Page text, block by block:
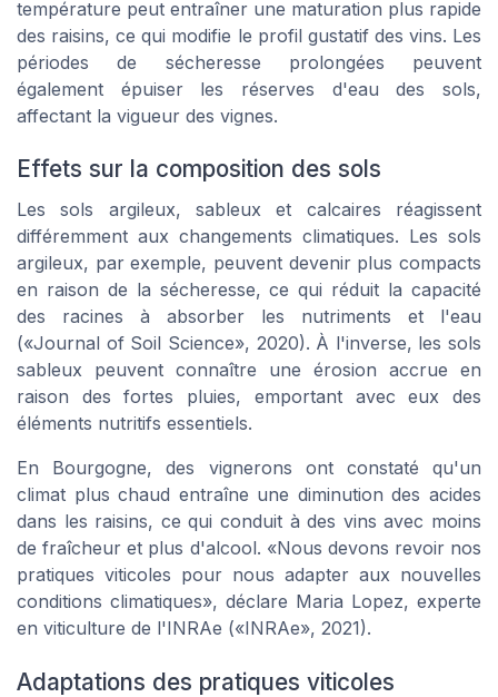
température peut entraîner une maturation plus rapide
des raisins, ce qui modifie le profil gustatif des vins. Les
périodes de sécheresse prolongées peuvent
également épuiser les réserves d'eau des sols,
affectant la vigueur des vignes.
Effets sur la composition des sols
Les sols argileux, sableux et calcaires réagissent
différemment aux changements climatiques. Les sols
argileux, par exemple, peuvent devenir plus compacts
en raison de la sécheresse, ce qui réduit la capacité
des racines à absorber les nutriments et l'eau
(«Journal of Soil Science», 2020). À l'inverse, les sols
sableux peuvent connaître une érosion accrue en
raison des fortes pluies, emportant avec eux des
éléments nutritifs essentiels.
En Bourgogne, des vignerons ont constaté qu'un
climat plus chaud entraîne une diminution des acides
dans les raisins, ce qui conduit à des vins avec moins
de fraîcheur et plus d'alcool. «Nous devons revoir nos
pratiques viticoles pour nous adapter aux nouvelles
conditions climatiques», déclare Maria Lopez, experte
en viticulture de l'INRAe («INRAe», 2021).
Adaptations des pratiques viticoles